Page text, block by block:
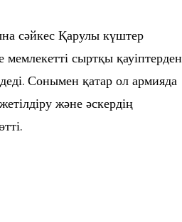
сәйкес Қарулы күштер
мемлекетті сыртқы қауіптерден
Сонымен қатар ол армияда
және әскердің